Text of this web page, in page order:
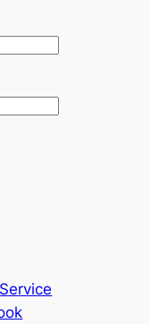
Service